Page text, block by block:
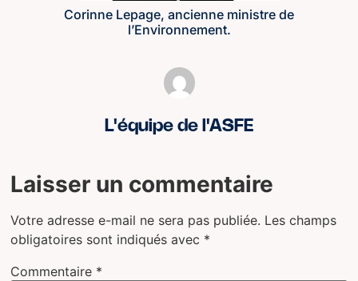
Corinne Lepage, ancienne ministre de
l’Environnement.
L'équipe de l'ASFE
Laisser un commentaire
Votre adresse e-mail ne sera pas publiée. Les champs
obligatoires sont indiqués avec *
Commentaire *